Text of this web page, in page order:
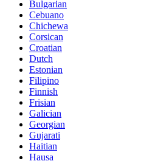
Bulgarian
Cebuano
Chichewa
Corsican
Croatian
Dutch
Estonian
Filipino
Finnish
Frisian
Galician
Georgian
Gujarati
Haitian
Hausa